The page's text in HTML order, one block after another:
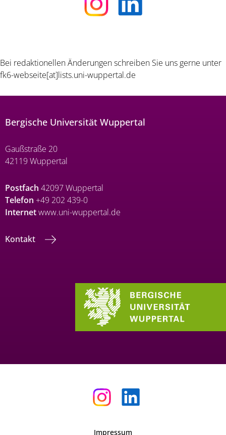
Bei redaktionellen Änderungen schreiben Sie uns gerne unter
fk6-webseite[at]lists.uni-wuppertal.de
Bergische Universität Wuppertal
Gaußstraße 20
42119 Wuppertal
Postfach 42097 Wuppertal
Telefon +49 202 439-0
Internetwww.uni-wuppertal.de
Kontakt
Impressum